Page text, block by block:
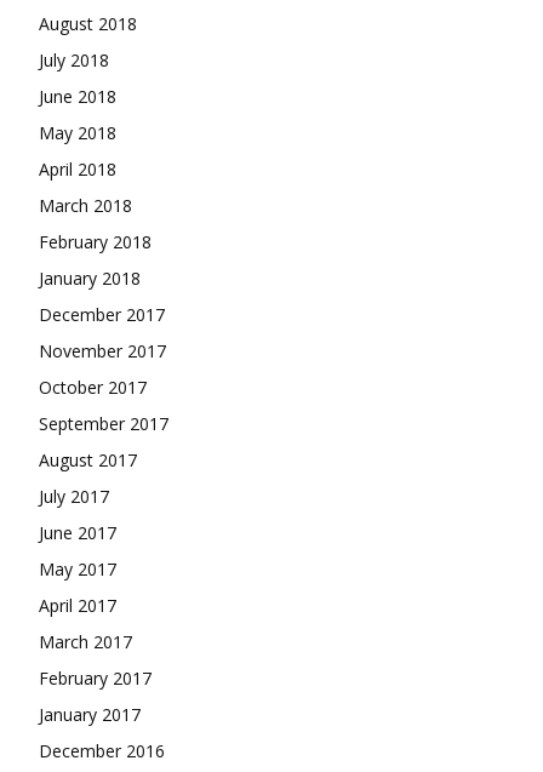
August 2018
July 2018
June 2018
May 2018
April 2018
March 2018
February 2018
January 2018
December 2017
November 2017
October 2017
September 2017
August 2017
July 2017
June 2017
May 2017
April 2017
March 2017
February 2017
January 2017
December 2016